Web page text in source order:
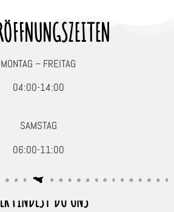
MONTAG – FREITAG
04:00-14:00
SAMSTAG
06:00-11:00
FINDEST DU UNS